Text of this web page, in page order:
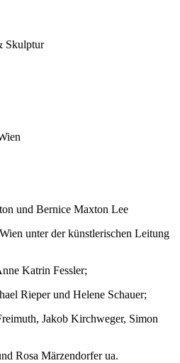
Skulptur
und Bernice Maxton Lee
unter der künstlerischen Leitung
Katrin Fessler;
Rieper und Helene Schauer;
Jakob Kirchweger, Simon
Rosa Märzendorfer ua.